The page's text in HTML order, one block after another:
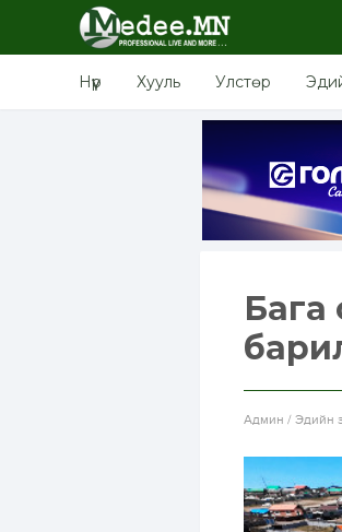
Нүүр Хууль Улстөр
Бага
Aдмин / Эдийн